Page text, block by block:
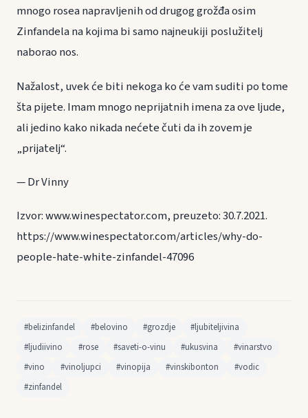
mnogo rosea napravljenih od drugog grožđa osim
Zinfandela na kojima bi samo najneukiji poslužitelj
naborao nos.
Nažalost, uvek će biti nekoga ko će vam suditi po tome
šta pijete. Imam mnogo neprijatnih imena za ove ljude,
ali jedino kako nikada nećete čuti da ih zovem je
„prijatelj“.
— Dr Vinny
Izvor: www.winespectator.com, preuzeto: 30.7.2021.
https://www.winespectator.com/articles/why-do-
people-hate-white-zinfandel-47096
#belizinfandel #belovino #grozdje
#ljubiteljivina
#ljudiivino
#rose #saveti-o-vinu #ukusvina
#vinarstvo
#vino
#vinoljupci #vinopija #vinskibonton
#vodic
#zinfandel